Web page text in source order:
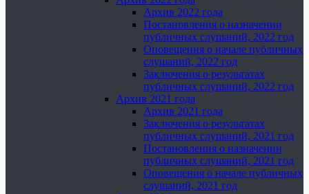
Архив 2022 года
Постановления о назначении
публичных слушаний, 2022 год
Оповещения о начале публичных
слушаний, 2022 год
Заключения о результатах
публичных слушаний, 2022 год
Архив 2021 года
Архив 2021 года
Заключения о результатах
публичных слушаний, 2021 год
Постановления о назначении
публичных слушаний, 2021 год
Оповещения о начале публичных
слушаний, 2021 год